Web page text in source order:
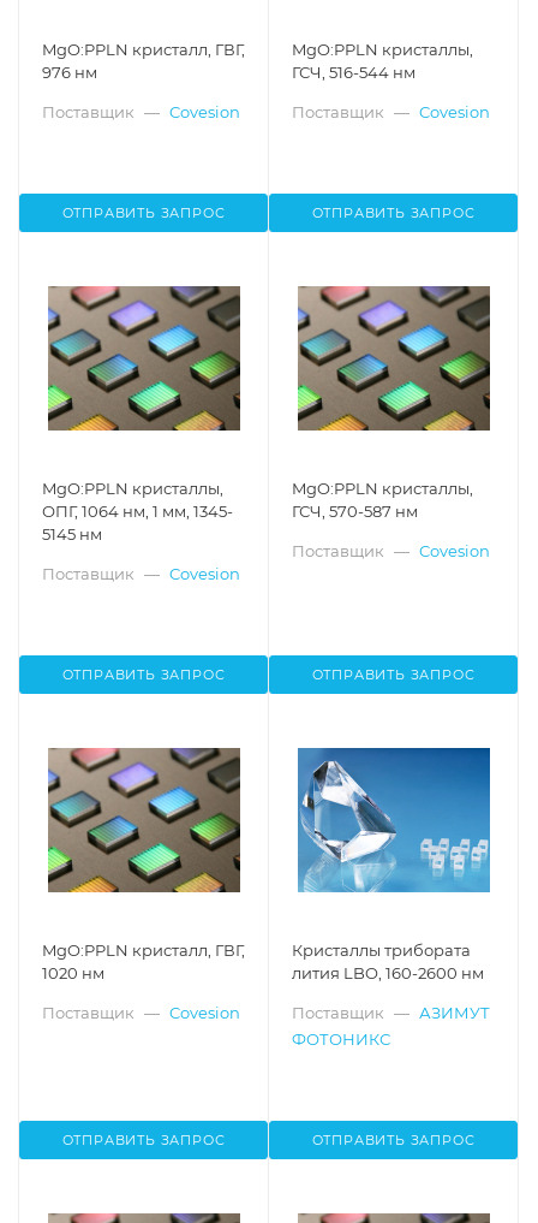
MgO:PPLN кристалл, ГВГ,
976 нм
Поставщик — Covesion
ОТПРАВИТЬ ЗАПРОС
MgO:PPLN кристаллы,
ГСЧ, 516-544 нм
Поставщик — Covesion
ОТПРАВИТЬ ЗАПРОС
MgO:PPLN кристаллы,
ОПГ, 1064 нм, 1 мм, 1345-
5145 нм
Поставщик — Covesion
ОТПРАВИТЬ ЗАПРОС
MgO:PPLN кристаллы,
ГСЧ, 570-587 нм
Поставщик — Covesion
ОТПРАВИТЬ ЗАПРОС
MgO:PPLN кристалл, ГВГ,
1020 нм
Поставщик — Covesion
ОТПРАВИТЬ ЗАПРОС
Кристаллы трибората
лития LBO, 160-2600 нм
Поставщик — АЗИМУТ
ФОТОНИКС
ОТПРАВИТЬ ЗАПРОС